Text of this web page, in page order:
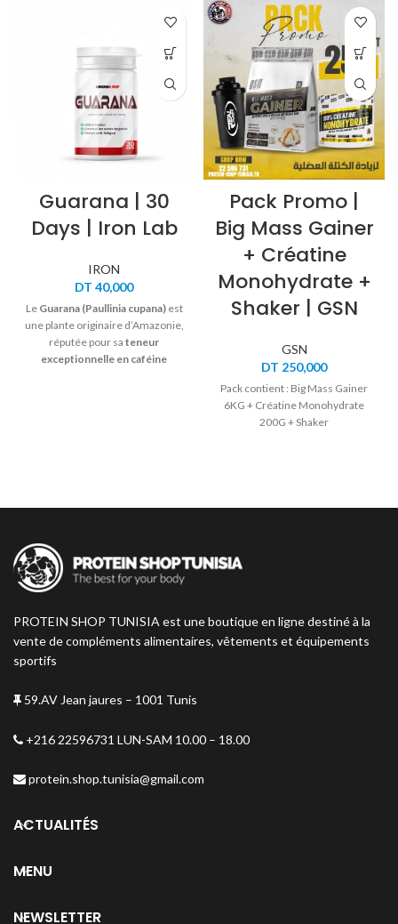
Guarana | 30
Days | Iron Lab
IRON
DT 40,000
Le Guarana (Paullinia cupana)est
une plante originaire d’Amazonie,
réputée pour sa teneur
exceptionnelle en caféine
clarté mentale et vitalité, tout en
physiques et cognitives.
Pack Promo |
Big Mass Gainer
+ Créatine
Monohydrate +
Shaker | GSN
GSN
DT 250,000
Pack contient : Big Mass Gainer
6KG + Créatine Monohydrate
200G + Shaker
PROTEIN SHOP TUNISIA est une boutique en ligne destiné à la
vente de compléments alimentaires, vêtements et équipements
sportifs
59.AV Jean jaures – 1001 Tunis
+216 22596731 LUN-SAM 10.00 – 18.00
protein.shop.tunisia@gmail.com
ACTUALITÉS
MENU
NEWSLETTER